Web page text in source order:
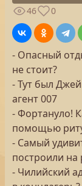
46
0
- Опасный
не стоит?
- Тут был
агент 007
- Фортануло!
помощью
- Самый
построили на
- Чилийский